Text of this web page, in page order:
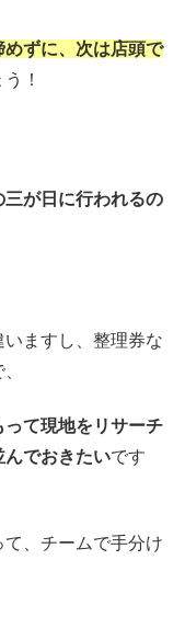
ずに、次は店頭で
！
が日に行われるの
ますし、整理券な
って現地をリサーチ
んでおきたいです
、チームで手分け